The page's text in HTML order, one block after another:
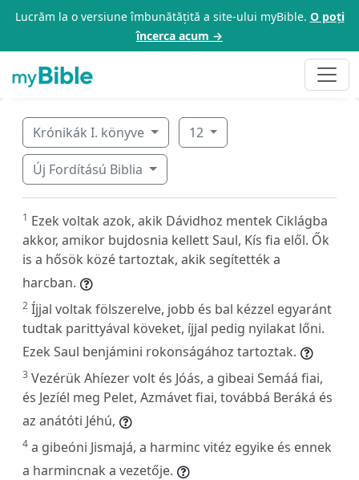
Lucrăm la o versiune îmbunătățită a site-ului myBible. O poți
încerca acum →
Krónikák I. könyve 12
Új Fordítású Biblia
1 Ezek voltak azok, akik Dávidhoz mentek Ciklágba
akkor, amikor bujdosnia kellett Saul, Kís fia elől. Ők
is a hősök közé tartoztak, akik segítették a
harcban.
2 Íjjal voltak fölszerelve, jobb és bal kézzel egyaránt
tudtak parittyával köveket, íjjal pedig nyilakat lőni.
Ezek Saul benjámini rokonságához tartoztak.
3 Vezérük Ahíezer volt és Jóás, a gibeai Semáá fiai,
és Jezíél meg Pelet, Azmávet fiai, továbbá Beráká és
az anátóti Jéhú,
4 a gibeóni Jismajá, a harminc vitéz egyike és ennek
a harmincnak a vezetője.